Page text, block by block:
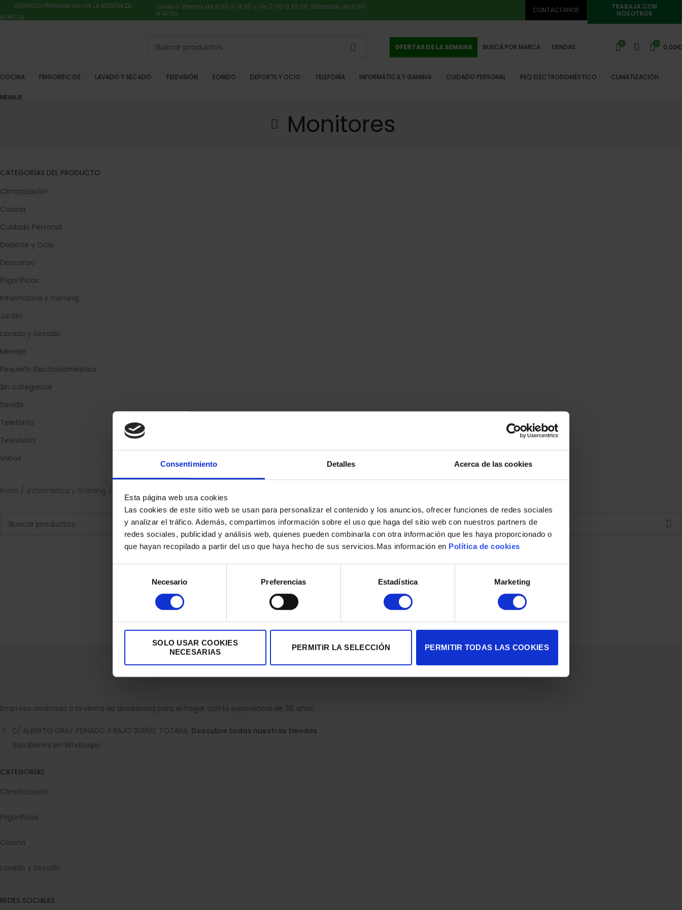
Consentimiento Detalles Acerca de las cookies
Esta página web usa cookies
Las cookies de este sitio web se usan para personalizar el contenido y los anuncios, ofrecer funciones de redes sociales
y analizar el tráfico. Además, compartimos información sobre el uso que haga del sitio web con nuestros partners de
redes sociales, publicidad y análisis web, quienes pueden combinarla con otra información que les haya proporcionado o
que hayan recopilado a partir del uso que haya hecho de sus servicios.Mas información en Política de cookies
consentimiento
Necesario Preferencias Estadística Marketing
SOLO USAR COOKIES
NECESARIAS
PERMITIR LA SELECCIÓN PERMITIR TODAS LAS COOKIES
SERVICIO PREMIUM 24H EN LA REGIÓN DE
MURCIA
Lunes a Viernes de 9:00 a 14:00 y de 17:00 a 20:30. Sábados de 9:00
a 14:00.
CONTÁCTANOS
TRABAJA CON
NOSOTROS
OFERTAS DE LA SEMANA BUSCA POR MARCA TIENDAS 0 0 0,00€
COCINA FRIGORÍFICOS LAVADO Y SECADO TELEVISIÓN SONIDO DEPORTE Y OCIO TELEFONÍA INFORMÁTICA Y GAMING CUIDADO PERSONAL PEQ ELECTRODOMÉSTICO CLIMATIZACIÓN
MENAJE
Monitores
CATEGORÍAS DEL PRODUCTO
Climatización
Cocina
Cuidado Personal
Deporte y Ocio
Descanso
Frigoríficos
Informática y Gaming
Jardín
Lavado y Secado
Menaje
Pequeño Electrodoméstico
Sin categorizar
Sonido
Telefonía
Televisión
Varios
Inicio Informática y Gaming
Empresa dedicada a la venta de accesorios para el hogar con la experiencia de 36 años.
C/ ALBERTO GRAY PEINADO 11 BAJO 30850, TOTANA. Descubre todas nuestras tiendas
Escríbenos en WhatsApp
CATEGORÍAS
Climatización
Frigoríficos
Cocina
Lavado y Secado
REDES SOCIALES